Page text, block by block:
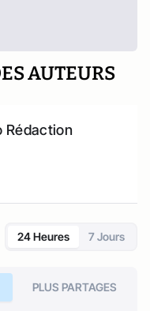
AUTEURS
Rédaction
24 Heures 7 Jours
PLUS PARTAGES